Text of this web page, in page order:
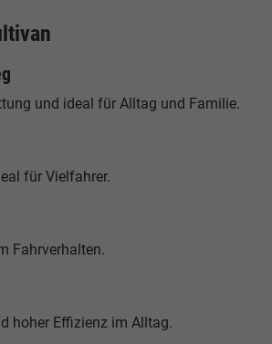
und ideal für Alltag und Familie.
für Vielfahrer.
Fahrverhalten.
hoher Effizienz im Alltag.